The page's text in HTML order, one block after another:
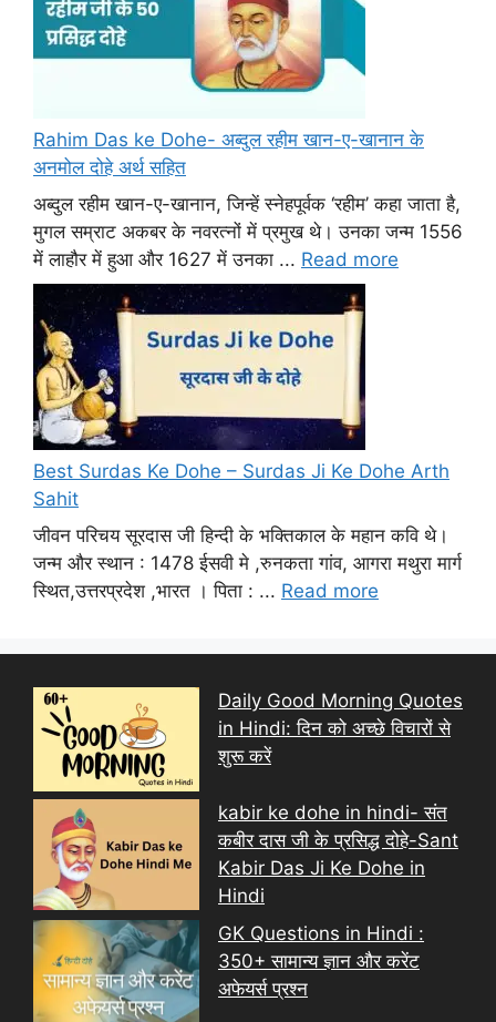
Rahim Das ke Dohe- अब्दुल रहीम खान-ए-खानान के
अनमोल दोहे अर्थ सहित
अब्दुल रहीम खान-ए-खानान, जिन्हें स्नेहपूर्वक ‘रहीम’ कहा जाता है,
मुगल सम्राट अकबर के नवरत्नों में प्रमुख थे। उनका जन्म 1556
में लाहौर में हुआ और 1627 में उनका ... Read more
Best Surdas Ke Dohe – Surdas Ji Ke Dohe Arth
Sahit
जीवन परिचय सूरदास जी हिन्दी के भक्तिकाल के महान कवि थे।
जन्म और स्थान : 1478 ईसवी मे ,रुनकता गांव, आगरा मथुरा मार्ग
स्थित,उत्तरप्रदेश ,भारत । पिता : ... Read more
Daily Good Morning Quotes
in Hindi: दिन को अच्छे विचारों से
शुरू करें
kabir ke dohe in hindi- संत
कबीर दास जी के प्रसिद्ध दोहे-Sant
Kabir Das Ji Ke Dohe in
Hindi
GK Questions in Hindi :
350+ सामान्य ज्ञान और करेंट
अफेयर्स प्रश्न